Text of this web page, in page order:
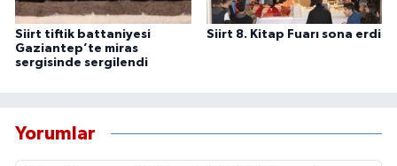
Siirt tiftik battaniyesi
Gaziantep’te miras
sergisinde sergilendi
Siirt 8. Kitap Fuarı sona erdi
Yorumlar